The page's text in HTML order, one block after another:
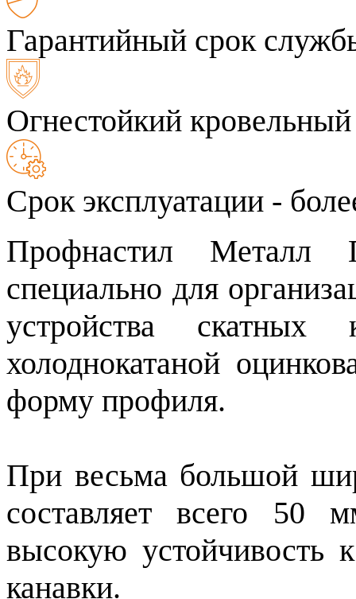
Гарантийный срок
Огнестойкий
Срок эксплуатации -
Профнастил Металл
специально для
устройства
холоднокатаной
форму профиля.
При весьма большой
составляет всего 50
высокую устойчивость
канавки.